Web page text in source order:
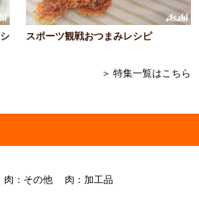
スポーツ観戦おつまみレシピ
＞ 特集一覧はこちら
肉：その他 肉：加工品